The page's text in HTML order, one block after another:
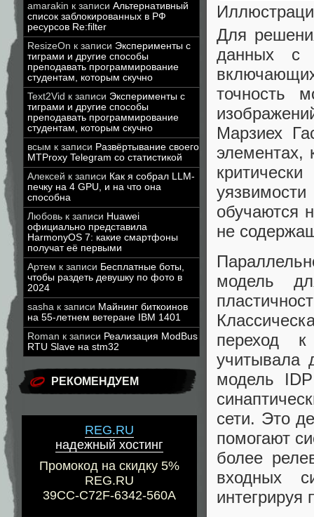
amarakin к записи Альтернативный
список заблокированных в РФ
ресурсов Re:filter
ResizeOn к записи Эксперименты с
тиграми и другие способы
преподавать программирование
студентам, которым скучно
Text2Vid к записи Эксперименты с
тиграми и другие способы
преподавать программирование
студентам, которым скучно
всым к записи Развёртывание своего
MTProxy Telegram со статистикой
Алексей к записи Как я собрал LLM-
печку на 4 GPU, и на что она
способна
Любовь к записи Huawei
официально представила
HarmonyOS 7: какие смартфоны
получат её первыми
Артем к записи Бесплатные боты,
чтобы раздеть девушку по фото в
2024
sasha к записи Майнинг биткоинов
на 55-летнем ветеране IBM 1401
Roman к записи Реализация ModBus
RTU Slave на stm32
РЕКОМЕНДУЕМ
REG.RU
надежный хостинг
Промокод на скидку 5%
REG.RU
39CC-C72F-6342-560A
Для
данных с
точность
Марзиех
элементах,
обучаются
не
модель
переход
учитывала
модель
сети. Это
помогают
более
входных